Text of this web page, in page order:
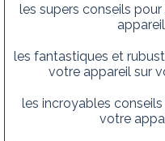
les supers conseils
les fantastiques et
votre appareil sur
les incroyables
votre